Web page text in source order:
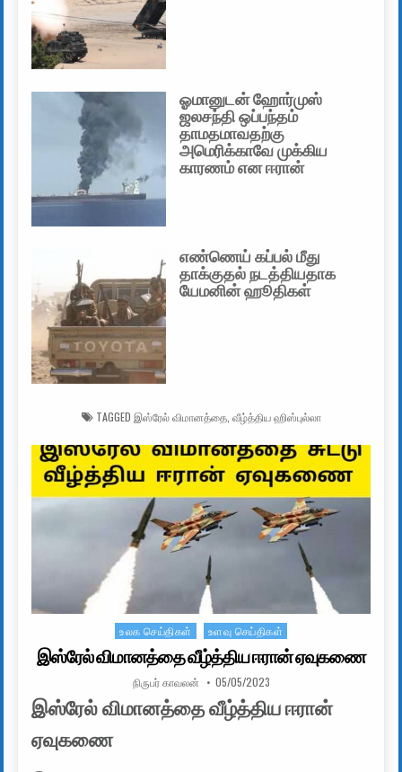
ஓமானுடன் ஹோர்முஸ்
ஜலசந்தி ஒப்பந்தம்
தாமதமாவதற்கு
அமெரிக்காவே முக்கிய
காரணம் என ஈரான்
எண்ணெய் கப்பல் மீது
தாக்குதல் நடத்தியதாக
யேமனின் ஹூதிகள்
TAGGED இஸ்ரேல் விமானத்தை, வீழ்த்திய ஹிஸ்புல்லா
Posted in
உலக செய்திகள் உளவு செய்திகள்
இஸ்ரேல் விமானத்தை வீழ்த்திய ஈரான் ஏவுகணை
AUTHOR:
நிருபர் காவலன் PUBLISHED DATE:
05/05/2023
இஸ்ரேல் விமானத்தை வீழ்த்திய ஈரான்
ஏவுகணை